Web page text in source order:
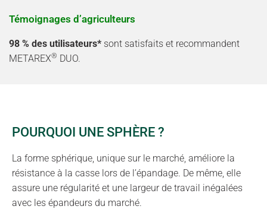
Témoignages d’agriculteurs
98 % des utilisateurs* sont satisfaits et recommandent
METAREX® DUO.
POURQUOI UNE SPHÈRE ?
La forme sphérique, unique sur le marché, améliore la
résistance à la casse lors de l’épandage. De même, elle
assure une régularité et une largeur de travail inégalées
avec les épandeurs du marché.